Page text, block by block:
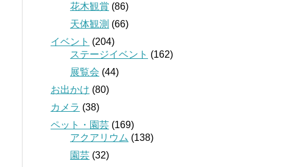
花木観賞 (86)
天体観測 (66)
イベント (204)
ステージイベント (162)
展覧会 (44)
お出かけ (80)
カメラ (38)
ペット・園芸 (169)
アクアリウム (138)
園芸 (32)